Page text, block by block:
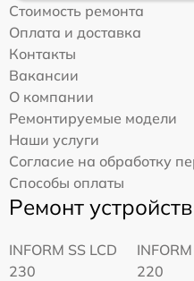
Стоимость ремонта
Оплата и доставка
Контакты
Вакансии
О компании
Ремонтируемые модели
Наши услуги
Согласие на обработку
Способы оплаты
Ремонт устройств
INFORM SS LCD
230
220